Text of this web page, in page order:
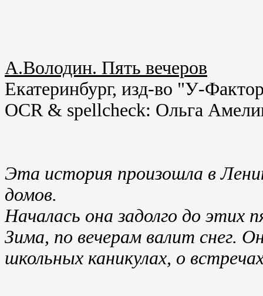
А.Володин. Пять вечеров
Екатеринбург, изд-во "У-
OCR & spellcheck: Ольга
Эта история произошла в
домов.
Началась она задолго до этих
Зима, по вечерам валит снег.
школьных каникулах, о